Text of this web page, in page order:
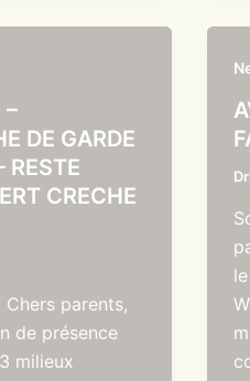
–
DE GARDE
RESTE
CRECHE
parents,
de présence
milieux